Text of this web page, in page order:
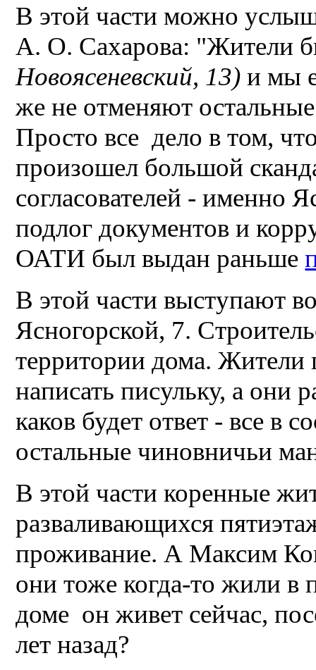
В этой части можно
А. О. Сахарова: "Жители
Новоясеневский, 13)и мы
же не отменяют
Просто все дело в том,
произошел большой
согласователей - именно
подлог документов и
ОАТИ был выдан раньше
В этой части выступают
Ясногорской, 7.
территории дома. Жители
написать писульку, а они
каков будет ответ - все в
остальные чиновничьи
В этой части коренные
разваливающихся
проживание. А Максим
они тоже когда-то жили в
доме он живет сейчас,
лет назад?